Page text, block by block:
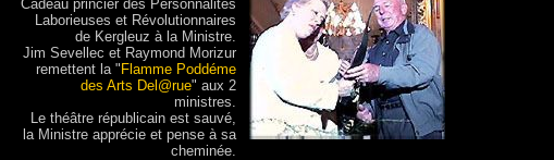
Cadeau princier des Personnalités
Laborieuses et Révolutionnaires
de Kergleuz à la Ministre.
Jim Sevellec et Raymond Morizur
remettent la " Flamme Poddéme
des Arts Del@rue" aux 2
ministres.
Le théâtre républicain est sauvé,
la Ministre apprécie et pense à sa
cheminée.